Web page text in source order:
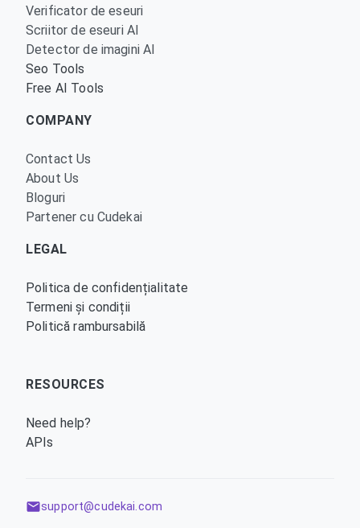
Verificator de eseuri
Scriitor de eseuri AI
Detector de imagini AI
Seo Tools
Free AI Tools
COMPANY
Contact Us
About Us
Bloguri
Partener cu Cudekai
LEGAL
Politica de confidențialitate
Termeni și condiții
Politică rambursabilă
RESOURCES
Need help?
APIs
support@cudekai.com